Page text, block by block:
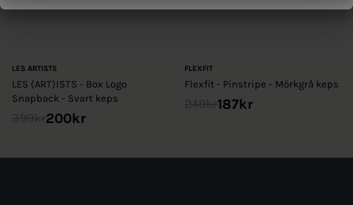
LES ARTISTS
LES (ART)ISTS - Box Logo
Snapback - Svart keps
200kr
FLEXFIT
Flexfit - Pinstripe - Mörkgrå keps
187kr